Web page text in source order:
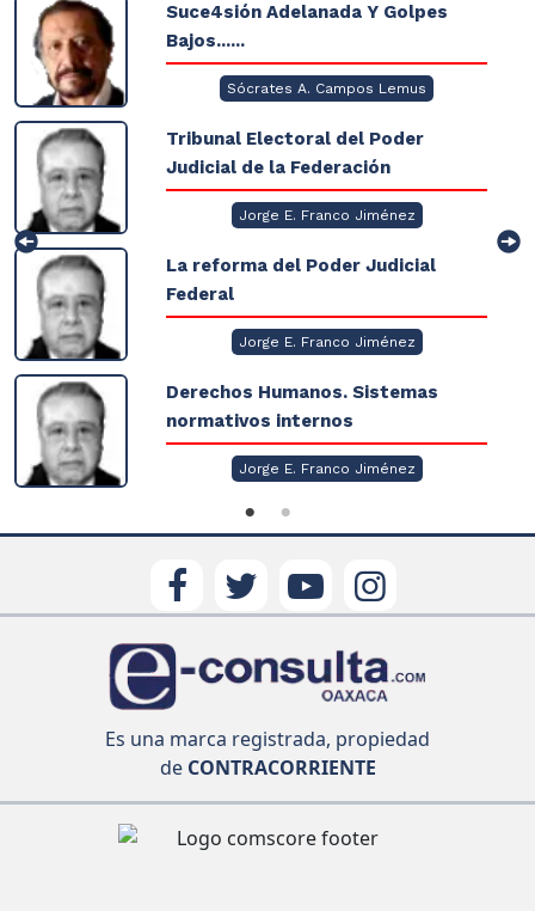
Suce4sión Adelanada Y Golpes
Bajos......
Sócrates A. Campos Lemus
Tribunal Electoral del Poder
Judicial de la Federación
Jorge E. Franco Jiménez
La reforma del Poder Judicial
Federal
Jorge E. Franco Jiménez
Derechos Humanos. Sistemas
normativos internos
Jorge E. Franco Jiménez
Es una marca registrada, propiedad
deCONTRACORRIENTE